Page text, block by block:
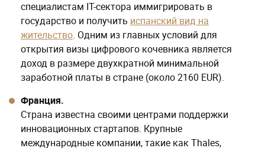
специалистам IT-сектора иммигрировать в
государство и получить испанский вид на
жительство. Одним из главных условий для
открытия визы цифрового кочевника является
доход в размере двухкратной минимальной
заработной платы в стране (около 2160 EUR).
Франция.
Страна известна своими центрами поддержки
инновационных стартапов. Крупные
международные компании, такие как Thales,